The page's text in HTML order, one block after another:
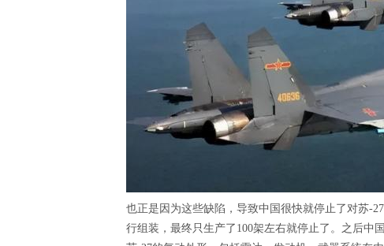
也正是因为这些缺陷，导致中国很快就停止了对苏-
行组装，最终只生产了100架左右就停止了。之后中